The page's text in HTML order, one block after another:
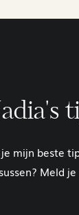
mijn beste
Meld